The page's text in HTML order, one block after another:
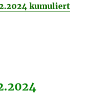
kumuliert
2024